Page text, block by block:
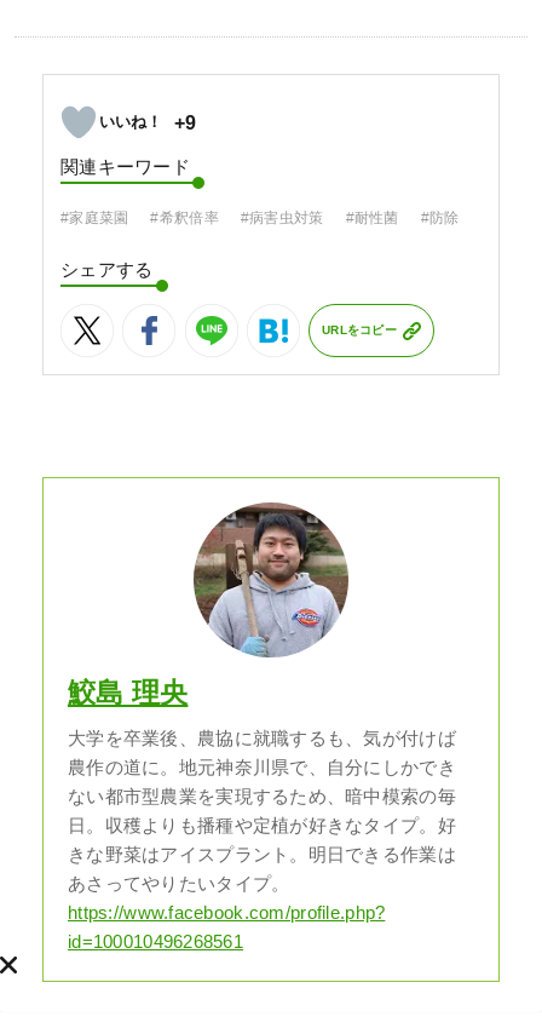
+9
関連キーワード
#家庭菜園 #希釈倍率 #病害虫対策 #耐性菌 #防除
シェアする
URLをコピー
鮫島 理央
大学を卒業後、農協に就職するも、気が付けば
農作の道に。地元神奈川県で、自分にしかでき
ない都市型農業を実現するため、暗中模索の毎
日。収穫よりも播種や定植が好きなタイプ。好
きな野菜はアイスプラント。明日できる作業は
あさってやりたいタイプ。
https://www.facebook.com/profile.php?
id=100010496268561